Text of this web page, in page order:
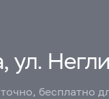
ул.
бесплатно